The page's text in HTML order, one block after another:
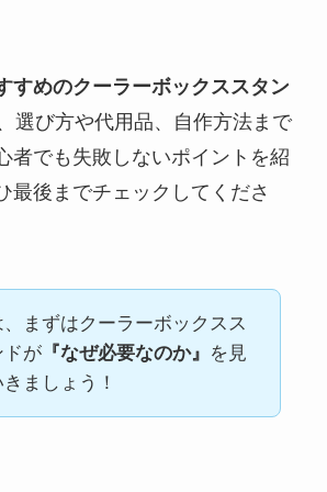
すめのクーラーボックススタン
選び方や代用品、自作方法まで
者でも失敗しないポイントを紹
最後までチェックしてくださ
、まずはクーラーボックスス
ドが『なぜ必要なのか』 を見
ましょう！